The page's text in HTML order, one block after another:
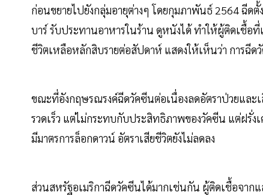
ก่อนขยายไปยังกลุ่มอายุต่างๆ โดยกุมภาพันธ์ 2564 ฉีด
บาร์ รับประทานอาหารในร้าน ดูหนังได้ ทำให้ผู้ติดเชื้อ
ชีวิตเหลือหลักสิบรายต่อสัปดาห์ แสดงให้เห็นว่า การฉี
ขณะที่อังกฤษรณรงค์ฉีดวัคซีนต่อเนื่องลดอัตราป่วยและ
รวดเร็ว แต่ไม่กระทบกับประสิทธิภาพของวัคซีน แต่ฝรั่
มีมาตรการล็อกดาวน์ อัตราเสียชีวิตยังไม่ลดลง
ส่วนสหรัฐอเมริกาฉีดวัคซีนได้มากเช่นกัน ผู้ติดเชื้อจาก